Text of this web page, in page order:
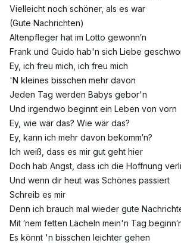
Vielleicht noch schöner, als es war
(Gute Nachrichten)
Altenpfleger hat im Lotto gewonn′n
Frank und Guido hab'n sich Liebe
Ey, ich freu mich, ich freu mich
'N kleines bisschen mehr davon
Jeden Tag werden Babys gebor'n
Und irgendwo beginnt ein Leben von vorn
Ey, wie wär das? Wie wär das?
Ey, kann ich mehr davon bekomm′n?
Ich weiß, dass es mir gut geht hier
Doch hab Angst, dass ich die Hoffnung
Und wenn dir heut was Schönes passiert
Schreib es mir
Denn ich brauch mal wieder gute
Mit ′nem fetten Lächeln mein'n Tag
Es könnt 'n bisschen leichter gehen